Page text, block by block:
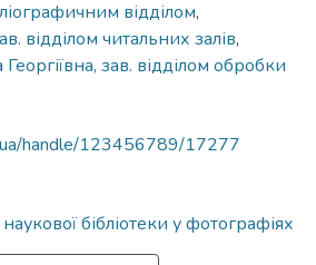
відділом,
відділом читальних залів,
зав. відділом обробки
handle/123456789/17277
бібліотеки у фотографіях